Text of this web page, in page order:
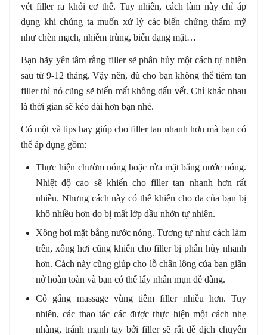
vét filler ra khỏi cơ thể. Tuy nhiên, cách làm này chỉ áp
dụng khi chúng ta muốn xử lý các biến chứng thẩm mỹ
như chèn mạch, nhiễm trùng, biến dạng mặt…
Bạn hãy yên tâm rằng filler sẽ phân hủy một cách tự nhiên
sau từ 9-12 tháng. Vậy nên, dù cho bạn không thể tiêm tan
filler thì nó cũng sẽ biến mất không dấu vết. Chỉ khác nhau
là thời gian sẽ kéo dài hơn bạn nhé.
Có một và tips hay giúp cho filler tan nhanh hơn mà bạn có
thể áp dụng gồm:
Thực hiện chườm nóng hoặc rửa mặt bằng nước nóng.
Nhiệt độ cao sẽ khiến cho filler tan nhanh hơn rất
nhiều. Nhưng cách này có thể khiến cho da của bạn bị
khô nhiều hơn do bị mất lớp dầu nhờn tự nhiên.
Xông hơi mặt bằng nước nóng. Tương tự như cách làm
trên, xông hơi cũng khiến cho filler bị phân hủy nhanh
hơn. Cách này cũng giúp cho lỗ chân lông của bạn giãn
nở hoàn toàn và bạn có thể lấy nhân mụn dễ dàng.
Cố gắng massage vùng tiêm filler nhiều hơn. Tuy
nhiên, các thao tác các được thực hiện một cách nhẹ
nhàng, tránh mạnh tay bởi filler sẽ rất dễ dịch chuyển